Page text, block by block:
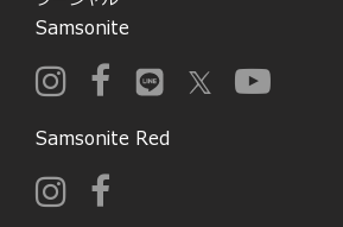
Samsonite
Samsonite Red